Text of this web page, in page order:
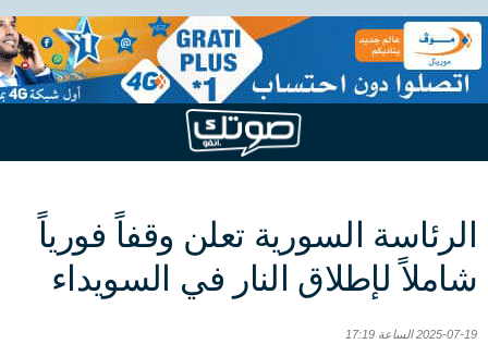
الرئاسة السورية تعلن وقفاً فورياً
شاملاً لإطلاق النار في السويداء
2025-07-19 الساعة 17:19